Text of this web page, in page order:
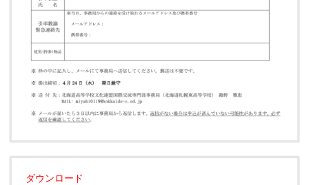
ダウンロード